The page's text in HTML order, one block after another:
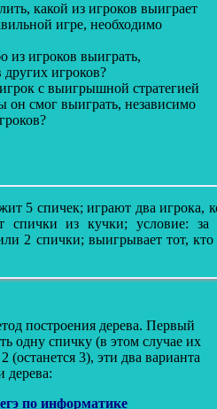
какой из игроков выиграет
игре, необходимо
из игроков выиграть,
других игроков?
с выигрышной стратегией
он смог выиграть, независимо
5 спичек; играют два игрока,
кучки; условие: за один ход
2 спички; выигрывает тот, кто
построения дерева. Первый
одну спичку (в этом случае их
(останется 3), эти два варианта
дерева: